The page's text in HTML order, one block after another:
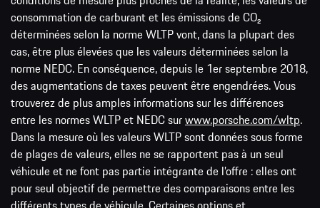
consommation de carburant et les émissions de CO₂
déterminées selon la norme WLTP vont, dans la plupart des
cas, être plus élevées que les valeurs déterminées selon la
norme NEDC. En conséquence, depuis le 1er septembre 2018,
des augmentations de taxes peuvent être engendrées. Vous
trouverez de plus amples informations sur les différences
entre les normes WLTP et NEDC surwww.porsche.com/wltp.
Dans la mesure où les valeurs WLTP sont données sous forme
de plages de valeurs, elles ne se rapportent pas à un seul
véhicule et ne font pas partie intégrante de l’offre : elles ont
pour seul objectif de permettre des comparaisons entre les